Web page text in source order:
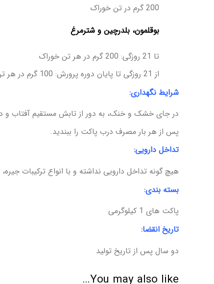
200 گرم در تن خوراک
بوقلمون، بلدرچین و شترمرغ
تا 21 روزگی: 200 گرم در هر تن خوراک
از 21 روزگی تا پایان دوره پرورش: 100 گرم در هر تن خوراک
شرایط نگهداری:
در جای خشک و خنک، به دور از تابش مستقیم آفتاب و در دمای زیر 25 درجه سانتی
پس از هر بار مصرف درب پاکت را ببندید.
تداخل دارویی:
هیچ گونه تداخل دارویی نداشته و با انواع ترکیبات
بسته بندی:
پاکت های 1 کیلوگرمی
تاریخ انقضا:
دو سال پس از تاریخ تولید
You may also like…